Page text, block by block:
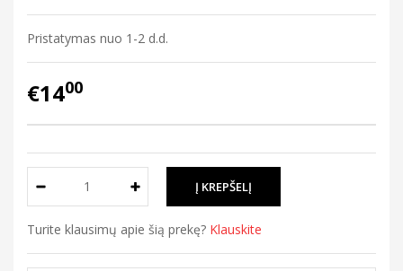
Pristatymas nuo 1-2 d.d.
€1400
Turite klausimų apie šią prekę? Klauskite